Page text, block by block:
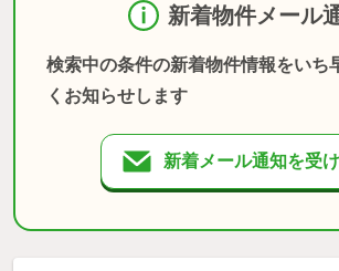
新着物件メール
検索中の条件の新着物件情報をいち
くお知らせします
新着メール通知を受